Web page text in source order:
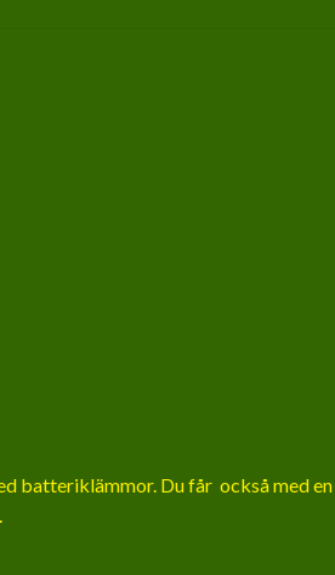
batteriklämmor. Du får också med